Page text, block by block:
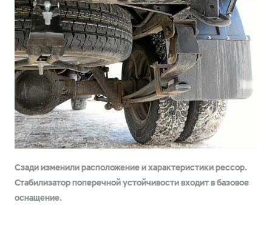
Сзади изменили расположение и характеристики рессор.
Стабилизатор поперечной устойчивости входит в базовое
оснащение.